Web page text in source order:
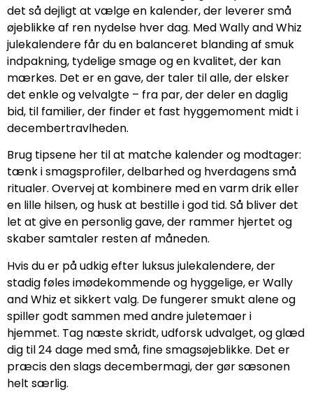
det så dejligt at vælge en kalender, der leverer små
øjeblikke af ren nydelse hver dag. Med Wally and Whiz
julekalendere får du en balanceret blanding af smuk
indpakning, tydelige smage og en kvalitet, der kan
mærkes. Det er en gave, der taler til alle, der elsker
det enkle og velvalgte – fra par, der deler en daglig
bid, til familier, der finder et fast hyggemoment midt i
decembertravlheden.
Brug tipsene her til at matche kalender og modtager:
tænk i smagsprofiler, delbarhed og hverdagens små
ritualer. Overvej at kombinere med en varm drik eller
en lille hilsen, og husk at bestille i god tid. Så bliver det
let at give en personlig gave, der rammer hjertet og
skaber samtaler resten af måneden.
Hvis du er på udkig efter luksus julekalendere, der
stadig føles imødekommende og hyggelige, er Wally
and Whiz et sikkert valg. De fungerer smukt alene og
spiller godt sammen med andre juletemaer i
hjemmet. Tag næste skridt, udforsk udvalget, og glæd
dig til 24 dage med små, fine smagsøjeblikke. Det er
præcis den slags decembermagi, der gør sæsonen
helt særlig.